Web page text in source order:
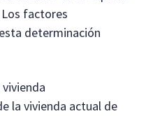
Los factores
determinación
la vivienda actual de